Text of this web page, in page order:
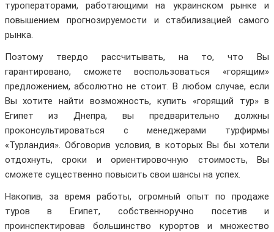
туроператорами, работающими на украинском рынке и
повышением прогнозируемости и стабилизацией самого
рынка.
Поэтому твердо рассчитывать, на то, что Вы
гарантировано, сможете воспользоваться «горящим»
предложением, абсолютно не стоит. В любом случае, если
Вы хотите найти возможность, купить «горящий тур» в
Египет из Днепра, вы предварительно должны
проконсультироваться с менеджерами турфирмы
«Турландия». Обговорив условия, в которых Вы бы хотели
отдохнуть, сроки и ориентировочную стоимость, Вы
сможете существенно повысить свои шансы на успех.
Накопив, за время работы, огромный опыт по продаже
туров в Египет, собственноручно посетив и
проинспектировав большинство курортов и множество